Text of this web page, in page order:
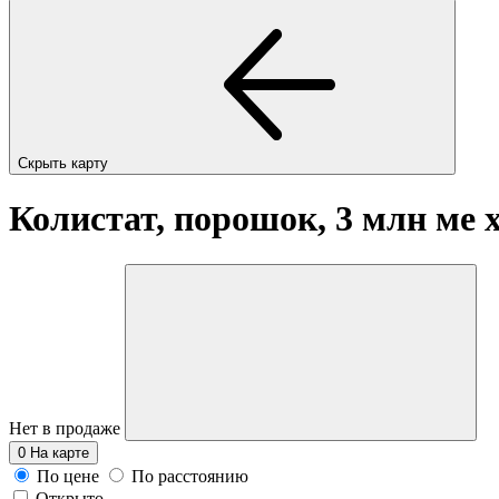
Скрыть карту
Колистат, порошок, 3 млн ме
Нет в продаже
0 На карте
По цене
По расстоянию